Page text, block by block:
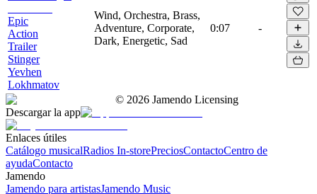
Epic
Action
Trailer
Stinger
Yevhen
Lokhmatov
Wind, Orchestra, Brass,
Adventure, Corporate,
Dark, Energetic, Sad
0:07 -
© 2026 Jamendo Licensing
Descargar la app
Enlaces útiles
Catálogo musicalRadios In-storePreciosContactoCentro de
ayudaContacto
Jamendo
Jamendo para artistasJamendo Music